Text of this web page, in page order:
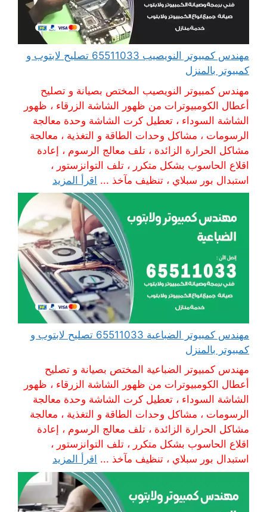
مهندس كمبيوتر النويصيب 65511033 تصليح لابتوب و
كمبيوتر بالمنزل
مهندس كمبيوتر النويصيب المختص بصيانة و تصليح
أعطال الكومبيوترات من ظهور الشاشة الزرقاء ، ظهور
الشاشة السوداء ، تعطيل كرت الشاشة وحدة معالجة
الرسومات ، مشاكل وحدات الطاقة و التغذية ، معالجة
مشاكل الحرارة الزائدة ، تلف معالج الرسوم ، إعادة
اقلاع الحاسوب بشكل متكرر ، تلف التوانزستور ،
استبدال بور سبلاي ، تنظيف مآخذ ... اقرأ المزيد
مهندس كمبيوتر الضباعية 65511033 تصليح لابتوب و
كمبيوتر بالمنزل
مهندس كمبيوتر الضباعية المختص بصيانة و تصليح
أعطال الكومبيوترات من ظهور الشاشة الزرقاء ، ظهور
الشاشة السوداء ، تعطيل كرت الشاشة وحدة معالجة
الرسومات ، مشاكل وحدات الطاقة و التغذية ، معالجة
مشاكل الحرارة الزائدة ، تلف معالج الرسوم ، إعادة
اقلاع الحاسوب بشكل متكرر ، تلف التوانزستور ،
استبدال بور سبلاي ، تنظيف مآخذ ... اقرأ المزيد